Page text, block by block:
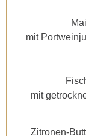
mit
mit
Zitronen-